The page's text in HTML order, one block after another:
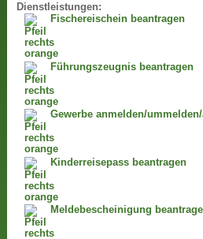
Dienstleistungen:
Fischereischein beantragen
Führungszeugnis beantragen
Gewerbe anmelden/
Kinderreisepass beantragen
Meldebescheinigung